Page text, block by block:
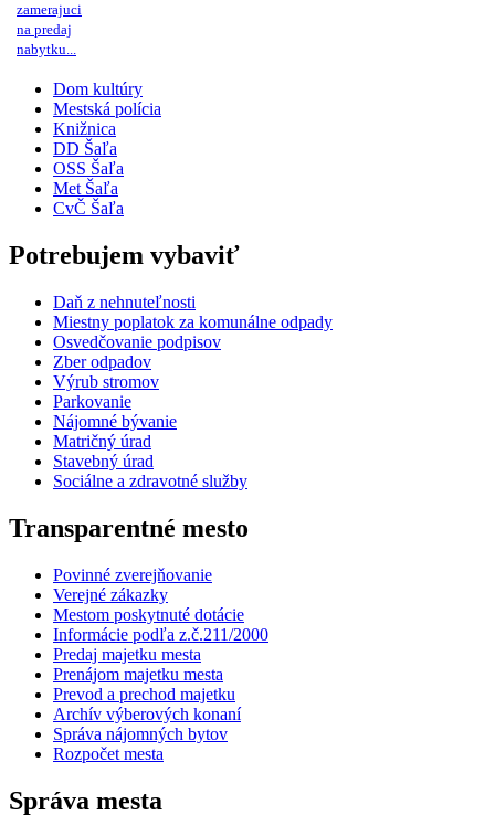
zamerajuci
na predaj
nabytku...
Dom kultúry
Mestská polícia
Knižnica
DD Šaľa
OSS Šaľa
Met Šaľa
CvČ Šaľa
Potrebujem vybaviť
Daň z nehnuteľnosti
Miestny poplatok za komunálne odpady
Osvedčovanie podpisov
Zber odpadov
Výrub stromov
Parkovanie
Nájomné bývanie
Matričný úrad
Stavebný úrad
Sociálne a zdravotné služby
Transparentné mesto
Povinné zverejňovanie
Verejné zákazky
Mestom poskytnuté dotácie
Informácie podľa z.č.211/2000
Predaj majetku mesta
Prenájom majetku mesta
Prevod a prechod majetku
Archív výberových konaní
Správa nájomných bytov
Rozpočet mesta
Správa mesta